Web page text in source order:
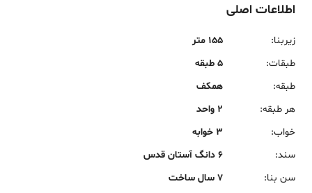
اطلاعات اصلی
زیربنا:
155 متر
طبقات:
5 طبقه
طبقه:
همکف
هر طبقه:
2 واحد
خواب:
3 خوابه
سند:
6 دانگ آستان قدس
سن بنا:
7 سال ساخت